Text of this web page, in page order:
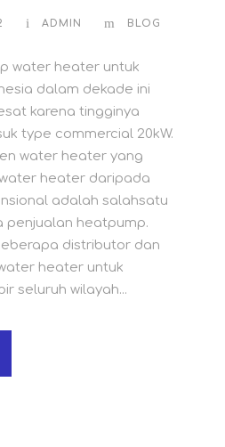
ADMIN BLOG
water heater untuk
dalam dekade ini
karena tingginya
type commercial 20kW.
water heater yang
heater daripada
adalah salahsatu
penjualan heatpump.
distributor dan
heater untuk
seluruh wilayah...